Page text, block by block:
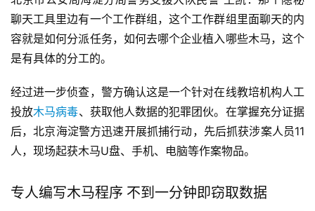
聊天工具里边有一个工作群组，这个工作群组里面聊天的内
容就是如何分派任务，如何去哪个企业植入哪些木马，这个
是有具体的分工的。
经过进一步侦查，警方确认这是一个针对在线教培机构人工
投放木马病毒、获取他人数据的犯罪团伙。在掌握充分证据
后，北京海淀警方迅速开展抓捕行动，先后抓获涉案人员11
人，现场起获木马U盘、手机、电脑等作案物品。
专人编写木马程序 不到一分钟即窃取数据